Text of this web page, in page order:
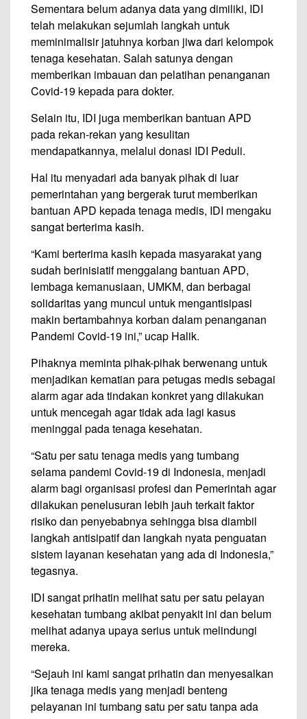
Sementara belum adanya data yang dimiliki, IDI
telah melakukan sejumlah langkah untuk
meminimalisir jatuhnya korban jiwa dari kelompok
tenaga kesehatan. Salah satunya dengan
memberikan imbauan dan pelatihan penanganan
Covid-19 kepada para dokter.
Selain itu, IDI juga memberikan bantuan APD
pada rekan-rekan yang kesulitan
mendapatkannya, melalui donasi IDI Peduli.
Hal itu menyadari ada banyak pihak di luar
pemerintahan yang bergerak turut memberikan
bantuan APD kepada tenaga medis, IDI mengaku
sangat berterima kasih.
“Kami berterima kasih kepada masyarakat yang
sudah berinisiatif menggalang bantuan APD,
lembaga kemanusiaan, UMKM, dan berbagai
solidaritas yang muncul untuk mengantisipasi
makin bertambahnya korban dalam penanganan
Pandemi Covid-19 ini,” ucap Halik.
Pihaknya meminta pihak-pihak berwenang untuk
menjadikan kematian para petugas medis sebagai
alarm agar ada tindakan konkret yang dilakukan
untuk mencegah agar tidak ada lagi kasus
meninggal pada tenaga kesehatan.
“Satu per satu tenaga medis yang tumbang
selama pandemi Covid-19 di Indonesia, menjadi
alarm bagi organisasi profesi dan Pemerintah agar
dilakukan penelusuran lebih jauh terkait faktor
risiko dan penyebabnya sehingga bisa diambil
langkah antisipatif dan langkah nyata penguatan
sistem layanan kesehatan yang ada di Indonesia,”
tegasnya.
IDI sangat prihatin melihat satu per satu pelayan
kesehatan tumbang akibat penyakit ini dan belum
melihat adanya upaya serius untuk melindungi
mereka.
“Sejauh ini kami sangat prihatin dan menyesalkan
jika tenaga medis yang menjadi benteng
pelayanan ini tumbang satu per satu tanpa ada